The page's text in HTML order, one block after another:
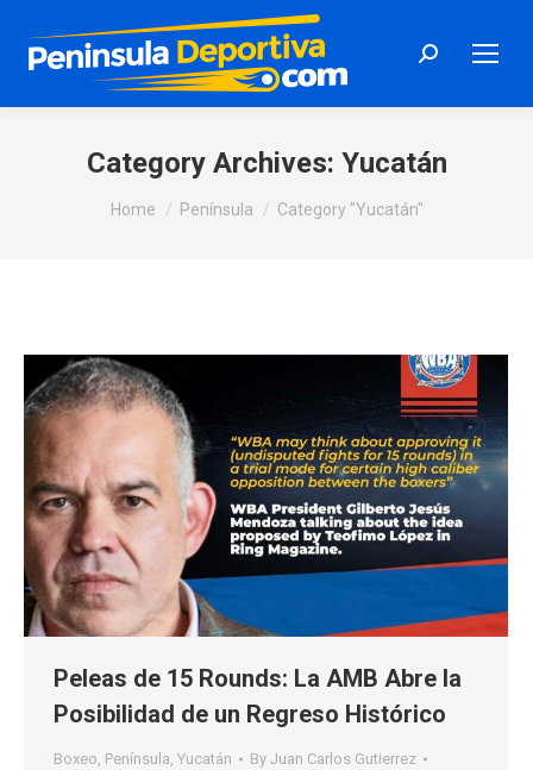
Search:
Category Archives: Yucatán
You are here:
Home Península Category "Yucatán"
Peleas de 15 Rounds: La AMB Abre la
Posibilidad de un Regreso Histórico
Boxeo, Península, Yucatán By Juan Carlos Gutierrez